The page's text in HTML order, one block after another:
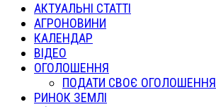
АКТУАЛЬНІ СТАТТІ
АГРОНОВИНИ
КАЛЕНДАР
ВІДЕО
ОГОЛОШЕННЯ
ПОДАТИ СВОЄ ОГОЛОШЕННЯ
РИНОК ЗЕМЛІ